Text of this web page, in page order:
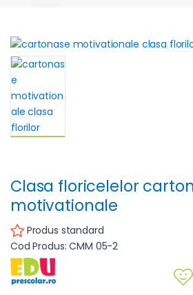
Clasa floricelelor
motivationale
Produs standard
Cod Produs: CMM 05-2